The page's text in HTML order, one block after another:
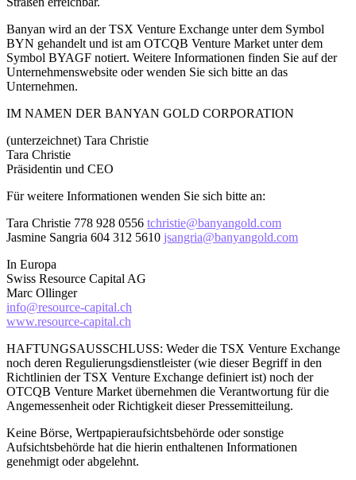
Banyan wird an der TSX Venture Exchange unter dem Symbol
BYN gehandelt und ist am OTCQB Venture Market unter dem
Symbol BYAGF notiert. Weitere Informationen finden Sie auf der
Unternehmenswebsite oder wenden Sie sich bitte an das
Unternehmen.
IM NAMEN DER BANYAN GOLD CORPORATION
(unterzeichnet) Tara Christie
Tara Christie
Präsidentin und CEO
Für weitere Informationen wenden Sie sich bitte an:
Tara Christie 778 928 0556 tchristie@banyangold.com
Jasmine Sangria 604 312 5610 jsangria@banyangold.com
In Europa
Swiss Resource Capital AG
Marc Ollinger
info@resource-capital.ch
www.resource-capital.ch
HAFTUNGSAUSSCHLUSS: Weder die TSX Venture Exchange
noch deren Regulierungsdienstleister (wie dieser Begriff in den
Richtlinien der TSX Venture Exchange definiert ist) noch der
OTCQB Venture Market übernehmen die Verantwortung für die
Angemessenheit oder Richtigkeit dieser Pressemitteilung.
Keine Börse, Wertpapieraufsichtsbehörde oder sonstige
Aufsichtsbehörde hat die hierin enthaltenen Informationen
genehmigt oder abgelehnt.